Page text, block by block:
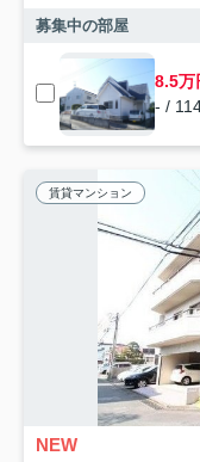
募集中の部屋
8.5万
- /
賃貸マンション
NEW